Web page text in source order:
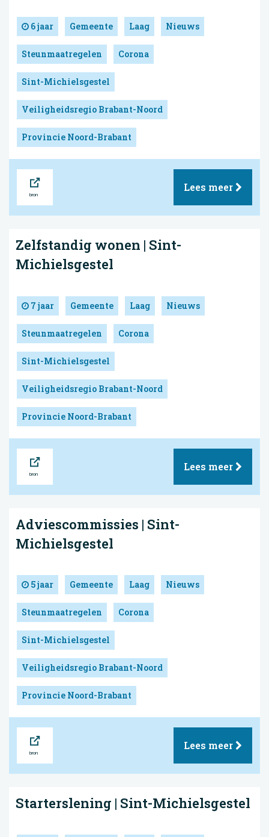
6 jaar Gemeente Laag Nieuws
Steunmaatregelen Corona
Sint-Michielsgestel
Veiligheidsregio Brabant-Noord
Provincie Noord-Brabant
Lees meer
Zelfstandig wonen | Sint-
Michielsgestel
7 jaar Gemeente Laag Nieuws
Steunmaatregelen Corona
Sint-Michielsgestel
Veiligheidsregio Brabant-Noord
Provincie Noord-Brabant
Lees meer
Adviescommissies | Sint-
Michielsgestel
5 jaar Gemeente Laag Nieuws
Steunmaatregelen Corona
Sint-Michielsgestel
Veiligheidsregio Brabant-Noord
Provincie Noord-Brabant
Lees meer
Starterslening | Sint-Michielsgestel